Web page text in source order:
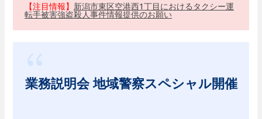
【注目情報】 新潟市東区空港西1丁目におけるタクシー運
転手被害強盗殺人事件情報提供のお願い
業務説明会 地域警察スペシャル開催